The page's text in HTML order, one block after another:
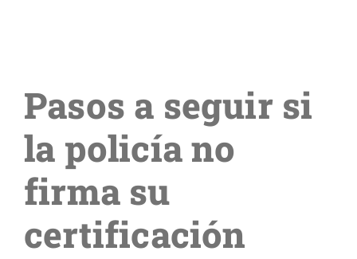
Pasos a seguir si
la policía no
firma su
certificación